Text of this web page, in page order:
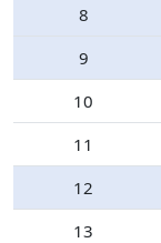
8
9
10
11
12
13